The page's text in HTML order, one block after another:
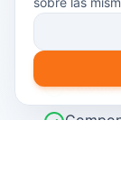
2026